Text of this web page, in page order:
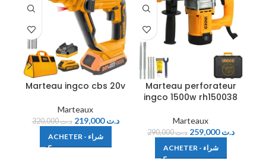
Marteau ingco cbs 20v
Marteaux
د.ت320,000 د.ت219,000
ACHETER - شراء
Marteau perforateur
ingco 1500w rh150038
Marteaux
د.ت290,000 د.ت259,000
ACHETER - شراء